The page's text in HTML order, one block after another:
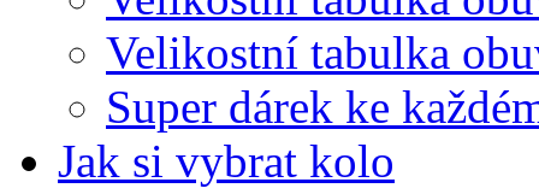
Velikostní tabulka
Super dárek ke
Jak si vybrat kolo